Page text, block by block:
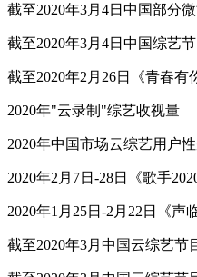
截至2020年3月4日中国部分
截至2020年3月4日中国综艺
截至2020年2月26日《青春
2020年"云录制"综艺收视量
2020年中国市场云综艺用户
2020年2月7日-28日《歌手
2020年1月25日-2月22日《声
截至2020年3月中国云综艺节